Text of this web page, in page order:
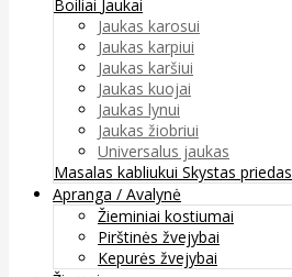
Boiliai Jaukai
Jaukas karosui
Jaukas karpiui
Jaukas karšiui
Jaukas kuojai
Jaukas lynui
Jaukas žiobriui
Universalus jaukas
Masalas kabliukui Skystas priedas
Apranga / Avalynė
Žieminiai kostiumai
Pirštinės žvejybai
Kepurės žvejybai